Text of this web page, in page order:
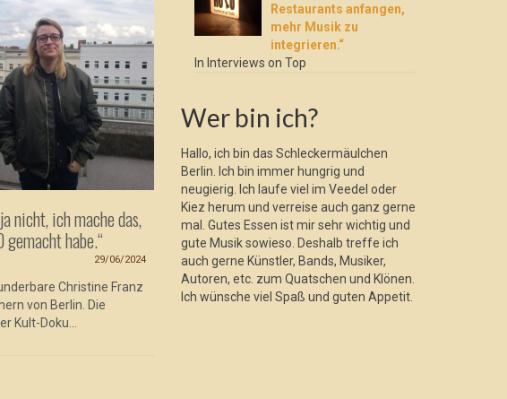
nicht, ich mache das,
habe.“
29/06/2024
Christine Franz
von Berlin. Die
Kult-Doku...
Textor: „Ich weiß nicht, ob Mensch
Hiphop braucht, aber ich brauche es
auf jeden Fall.“
02/04/2024
Ich erwähne am Anfang des Gesprächs
Restaurants anfangen,
mehr Musik zu
integrieren.“
In Interviews on Top
Wer bin ich?
Hallo, ich bin das Schleckermäulchen
Berlin. Ich bin immer hungrig und
neugierig. Ich laufe viel im Veedel oder
Kiez herum und verreise auch ganz gerne
mal. Gutes Essen ist mir sehr wichtig und
gute Musik sowieso. Deshalb treffe ich
auch gerne Künstler, Bands, Musiker,
Autoren, etc. zum Quatschen und Klönen.
Ich wünsche viel Spaß und guten Appetit.